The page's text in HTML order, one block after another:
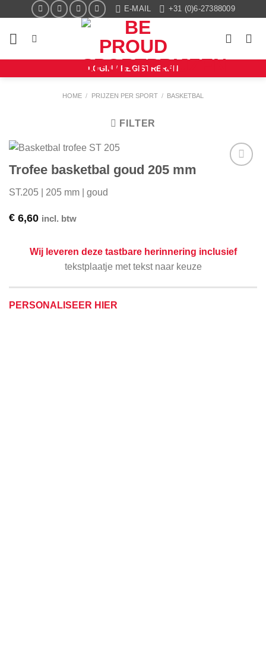
inhoud
E-MAIL +31 (0)6-27388009
LOGIN / REGISTREREN
HOME / PRIJZEN PER SPORT / BASKETBAL
FILTER
Trofee basketbal goud 205 mm
ST.205 | 205 mm | goud
€ 6,60 incl. btw
Wij leveren deze tastbare herinnering inclusief
tekstplaatje met tekst naar keuze
PERSONALISEER HIER